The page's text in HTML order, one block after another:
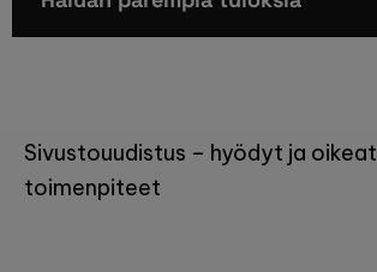
Artikkelien
selaus
Sivustouudistus – hyödyt ja oikeat
toimenpiteet